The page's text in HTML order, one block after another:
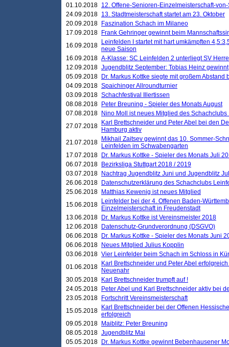
01.10.2018 12. Offene-Senioren-Einzelmeisterschaft-
24.09.2018 13. Stadtmeisterschaft startet am 23. Oktober
20.09.2018
Faszination Schach im Milaneo
17.09.2018
Frank Gehringer gewinnt beim
16.09.2018
Leinfelden I startet mit hart umkämpften
neue Saison
16.09.2018 A-Klasse: SC Leinfelden 2 unterliegt SV
12.09.2018 Jugendblitz September: Tobias Heinz gewinnt
05.09.2018
Dr. Markus Kottke siegte mit großem
04.09.2018 Spaichinger Allroundturnier
03.09.2018 Schachfestival Illertissen
08.08.2018
Peter Breuning - Spieler des Monats August
07.08.2018
Nino Moll ist neues Mitglied des
27.07.2018
Karl Brettschneider und Peter Abel bei den
Hamburg aktiv
21.07.2018
Mikhail Zaitsev gewinnt das 10. Sommer-
Leinfelden im Schwabengarten
17.07.2018
Dr. Markus Kottke - Spieler des Monats Juli
06.07.2018
Bezirksliga Stuttgart 2018 / 2019
03.07.2018
Nachtrag Jugendblitz Juni und Jugendblitz
26.06.2018
Datenschutzerklärung des Schachclubs
25.06.2018
Matthias Kewenig ist neues Mitglied
15.06.2018
Leinfelder bei der 4. Offenen Baden-
Einzelmeisterschaft in Freudenstadt
13.06.2018
Dr. Markus Kottke ist Vereinsmeister 2018
12.06.2018
Datenschutz-Grundverordnung (DSGVO)
06.06.2018
Dr. Markus Kottke - Spieler des Monats Juni
06.06.2018
Neues Mitglied Julius Kopplin
03.06.2018 Vier Leinfelder beim Schach im Schloss in
01.06.2018
Karl Brettschneider und Peter Abel
Neuenahr
30.05.2018
Karl Brettschneider trumpft auf !
24.05.2018
Peter Abel und Karl Brettschneider aktiv bei
23.05.2018
Fortschritt Vereinsmeisterschaft
15.05.2018
Karl Brettschneider bei der Offenen
erfolgreich
09.05.2018
Maiblitz: Peter Breuning
08.05.2018 Jugendblitz Mai
05.05.2018
Dr. Markus Kottke gewinnt Bebenhausener